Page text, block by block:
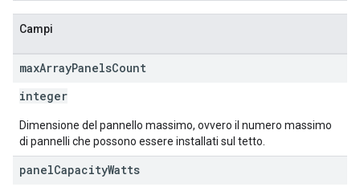
Campi
maxArrayPanelsCount
integer
Dimensione del pannello massimo, ovvero il numero massimo
di pannelli che possono essere installati sul tetto.
panelCapacityWatts